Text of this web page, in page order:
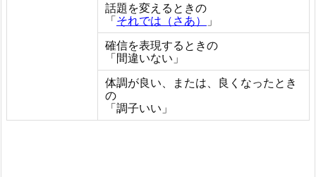
話題を変えるときの
「それでは（さあ）
」
確信を表現するときの
「間違いない」
体調が良い、または、良くなったとき
の
「調子いい」